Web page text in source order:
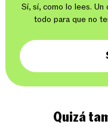
Sí, sí, como lo lees.
todo para que no
Quizá